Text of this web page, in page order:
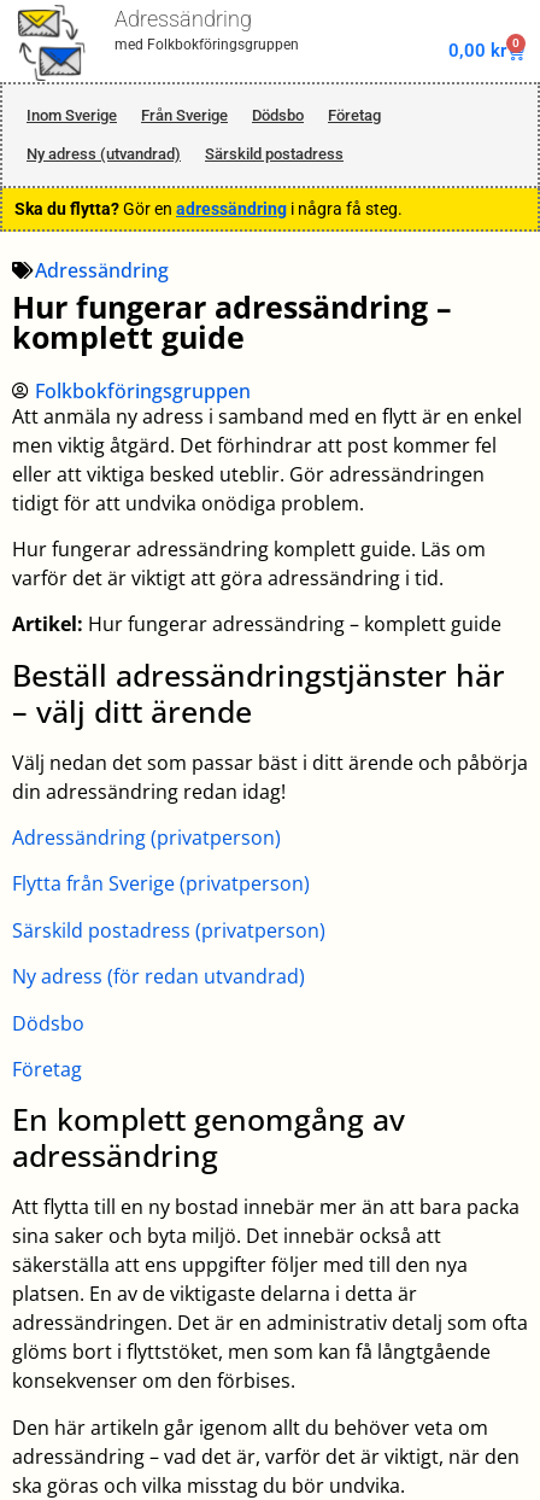
Adressändring
med Folkbokföringsgruppen 0,00 kr 0
Inom Sverige Från Sverige Dödsbo Företag
Ny adress (utvandrad) Särskild postadress
Ska du flytta?Gör en adressändring i några få steg.
Adressändring
Hur fungerar adressändring –
komplett guide
Folkbokföringsgruppen
Att anmäla ny adress i samband med en flytt är en enkel
men viktig åtgärd. Det förhindrar att post kommer fel
eller att viktiga besked uteblir. Gör adressändringen
tidigt för att undvika onödiga problem.
Hur fungerar adressändring komplett guide. Läs om
varför det är viktigt att göra adressändring i tid.
Artikel: Hur fungerar adressändring – komplett guide
Beställ adressändringstjänster här
– välj ditt ärende
Välj nedan det som passar bäst i ditt ärende och påbörja
din adressändring redan idag!
Adressändring (privatperson)
Flytta från Sverige (privatperson)
Särskild postadress (privatperson)
Ny adress (för redan utvandrad)
Dödsbo
Företag
En komplett genomgång av
adressändring
Att flytta till en ny bostad innebär mer än att bara packa
sina saker och byta miljö. Det innebär också att
säkerställa att ens uppgifter följer med till den nya
platsen. En av de viktigaste delarna i detta är
adressändringen. Det är en administrativ detalj som ofta
glöms bort i flyttstöket, men som kan få långtgående
konsekvenser om den förbises.
Den här artikeln går igenom allt du behöver veta om
adressändring – vad det är, varför det är viktigt, när den
ska göras och vilka misstag du bör undvika.